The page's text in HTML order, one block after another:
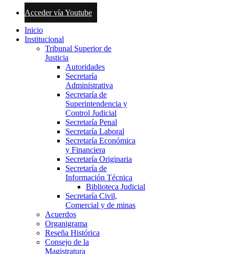
Acceder vía Youtube
Inicio
Institucional
Tribunal Superior de
Justicia
Autoridades
Secretaría
Administrativa
Secretaría de
Superintendencia y
Control Judicial
Secretaría Penal
Secretaría Laboral
Secretaría Económica
y Financiera
Secretaría Originaria
Secretaría de
Información Técnica
Biblioteca Judicial
Secretaría Civil,
Comercial y de minas
Acuerdos
Organigrama
Reseña Histórica
Consejo de la
Magistratura